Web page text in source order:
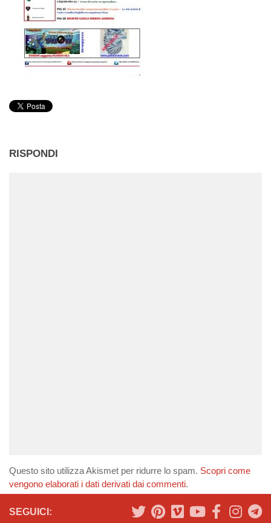
RISPONDI
Questo sito utilizza Akismet per ridurre lo spam. Scopri come
vengono elaborati i dati derivati dai commenti.
SEGUICI: